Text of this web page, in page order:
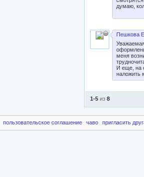
думаю,
Пешкова
меня
И еще, на
наложить
1-5 из 8
пользовательское соглашение чаво пригласить